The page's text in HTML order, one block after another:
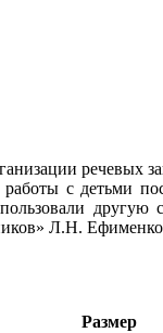
речевых
с
Л.Н.
Размер